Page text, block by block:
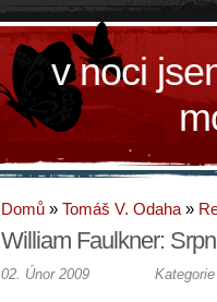
v noci
Domů » Tomáš V. Odaha »
William Faulkner:
Kategorie
02. Únor 2009